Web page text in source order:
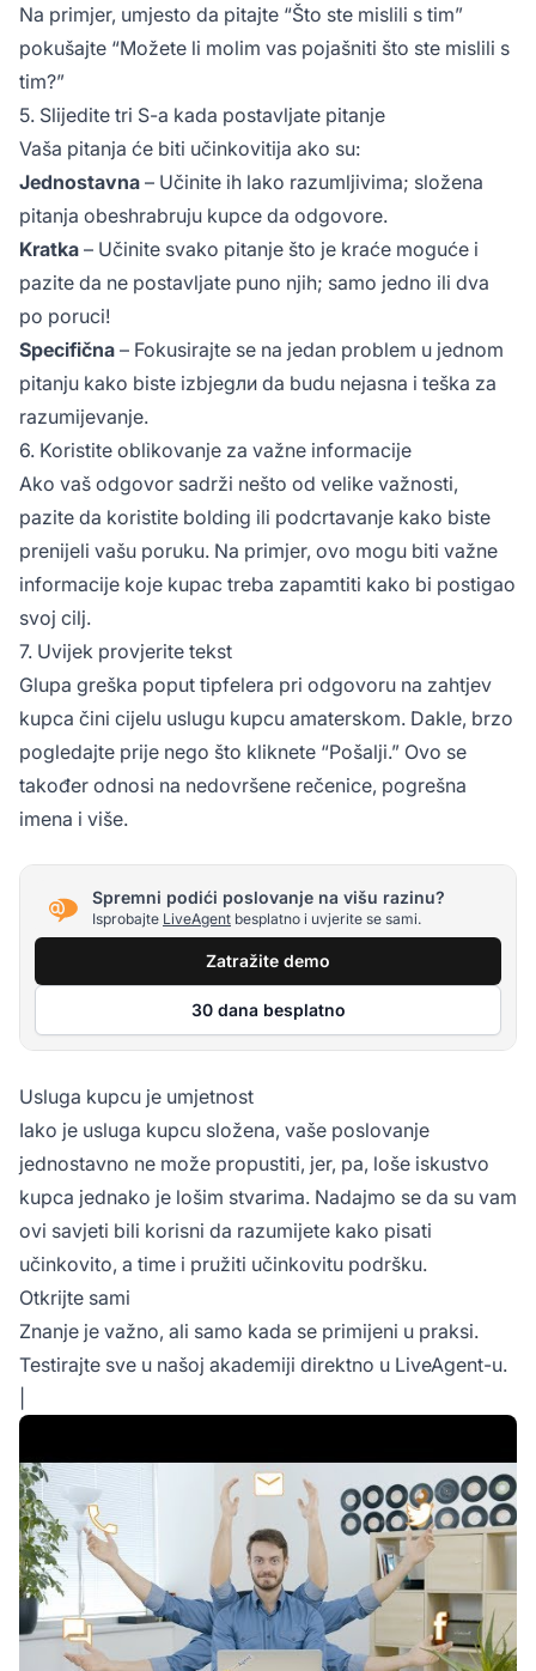
Na primjer, umjesto da pitajte “Što ste mislili s tim”
pokušajte “Možete li molim vas pojašniti što ste mislili s
tim?”
5. Slijedite tri S-a kada postavljate pitanje
Vaša pitanja će biti učinkovitija ako su:
Jednostavna – Učinite ih lako razumljivima; složena
pitanja obeshrabruju kupce da odgovore.
Kratka – Učinite svako pitanje što je kraće moguće i
pazite da ne postavljate puno njih; samo jedno ili dva
po poruci!
Specifična – Fokusirajte se na jedan problem u jednom
pitanju kako biste izbjegли da budu nejasna i teška za
razumijevanje.
6. Koristite oblikovanje za važne informacije
Ako vaš odgovor sadrži nešto od velike važnosti,
pazite da koristite bolding ili podcrtavanje kako biste
prenijeli vašu poruku. Na primjer, ovo mogu biti važne
informacije koje kupac treba zapamtiti kako bi postigao
svoj cilj.
7. Uvijek provjerite tekst
Glupa greška poput tipfelera pri odgovoru na zahtjev
kupca čini cijelu uslugu kupcu amaterskom. Dakle, brzo
pogledajte prije nego što kliknete “Pošalji.” Ovo se
također odnosi na nedovršene rečenice, pogrešna
imena i više.
Spremni podići poslovanje na višu razinu?
Isprobajte LiveAgent besplatno i uvjerite se sami.
Zatražite demo
30 dana besplatno
Usluga kupcu je umjetnost
Iako je usluga kupcu složena, vaše poslovanje
jednostavno ne može propustiti, jer, pa, loše iskustvo
kupca jednako je lošim stvarima. Nadajmo se da su vam
ovi savjeti bili korisni da razumijete kako pisati
učinkovito, a time i pružiti učinkovitu podršku.
Otkrijte sami
Znanje je važno, ali samo kada se primijeni u praksi.
Testirajte sve u našoj akademiji direktno u LiveAgent-u.